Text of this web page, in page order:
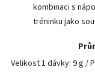
kombinaci s
tréninku jako
Velikost 1 dávky: 9 g /